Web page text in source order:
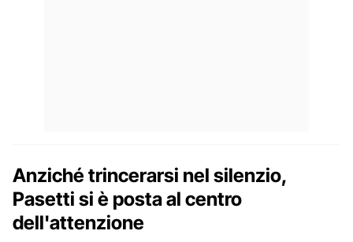
Anziché trincerarsi nel silenzio,
Pasetti si è posta al centro
dell'attenzione